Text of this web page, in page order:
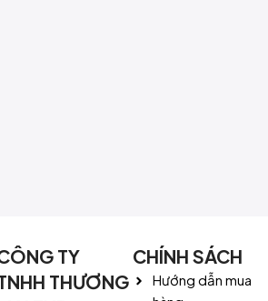
TY
THƯƠNG
CHÍNH SÁCH
Hướng dẫn mua